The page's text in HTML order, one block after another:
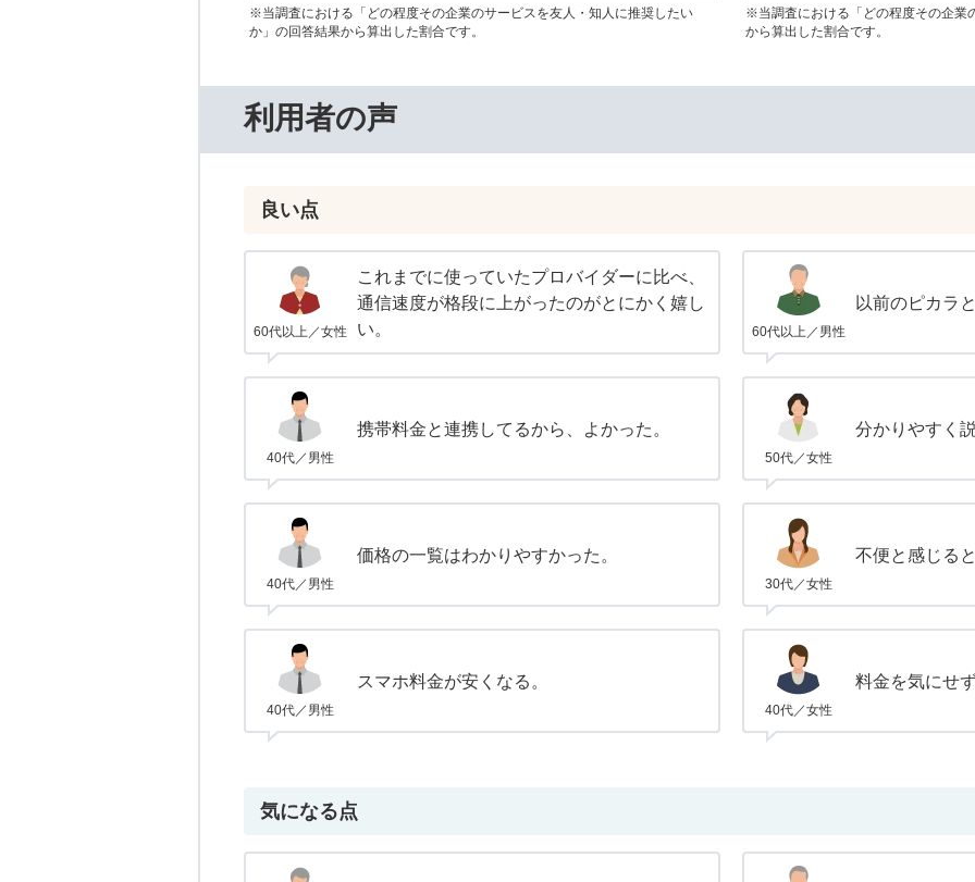
※当調査における「どの程度その企業のサービスを友人・知人に推奨したい
か」の回答結果から算出した割合です。
※当調査における「どの程度その企業
から算出した割合です。
利用者の声
良い点
60代以上／女性
これまでに使っていたプロバイダーに比べ、
通信速度が格段に上がったのがとにかく嬉し
い。
60代以上／男性
以前のピカラ
40代／男性
携帯料金と連携してるから、よかった。
50代／女性
分かりやすく
40代／男性
価格の一覧はわかりやすかった。
30代／女性
不便と感じる
40代／男性
スマホ料金が安くなる。
40代／女性
料金を気にせ
気になる点